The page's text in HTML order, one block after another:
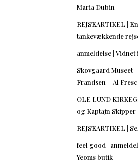
Maria Dubin
REJSEARTIKEL |
tankevækkende
anmeldelse |
Skovgaard Museet
Frandsen – Al
OLE LUND
og Kaptajn Skipper
REJSEARTIKEL |
feel good |
Yeoms butik